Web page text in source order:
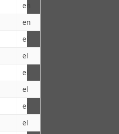
en
en
el
el
el
el
el
el